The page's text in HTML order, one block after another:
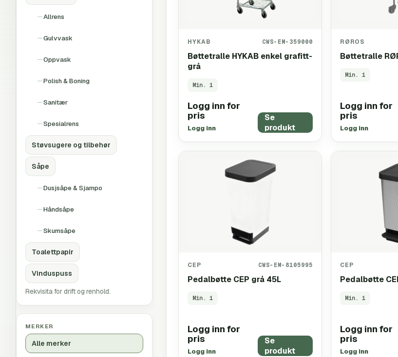
Allrens
Gulvvask
Oppvask
Polish & Boning
Sanitær
Spesialrens
Støvsugere og tilbehør
Såpe
Dusjsåpe & Sjampo
Håndsåpe
Skumsåpe
Toalettpapir
Vinduspuss
Rekvisita for drift og renhold.
MERKER
Alle merker
HYKAB CWS-EM-359000
Bøttetralle HYKAB enkel grafitt-
grå
Min. 1
Logg inn for
pris
Logg inn
Se
produkt
RØROS
Bøttetralle
Min. 1
Logg inn for
pris
Logg inn
CEP CWS-EM-8105995
Pedalbøtte CEP grå 45L
Min. 1
Logg inn for
pris
Logg inn
Se
produkt
CEP
Pedalbøtte
Min. 1
Logg inn for
pris
Logg inn